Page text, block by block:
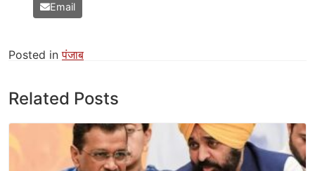
Email
Posted inपंजाब
Related Posts